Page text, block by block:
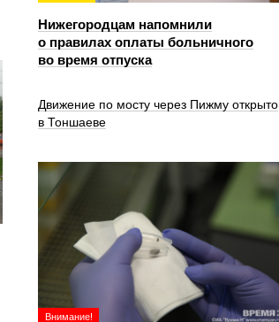
Нижегородцам напомнили
о правилах оплаты больничного
во время отпуска
Движение по мосту через Пижму открыто
в Тоншаеве
Внимание!